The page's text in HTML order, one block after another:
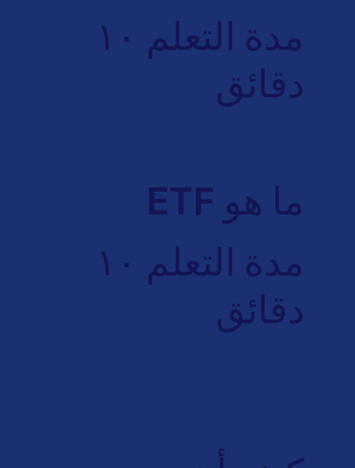
ما هو ETF
مدة التعلم ١٠
دقائق
مدة التعلم ١٠
دقائق